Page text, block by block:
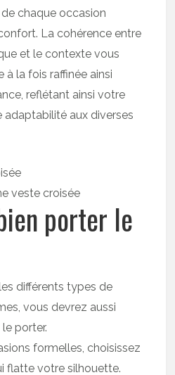
chaque occasion
La cohérence entre
et le contexte vous
à la fois raffinée ainsi
reflétant ainsi votre
aux diverses
veste croisée
porter le
différents types de
vous devrez aussi
porter.
formelles, choisissez
flatte votre silhouette.